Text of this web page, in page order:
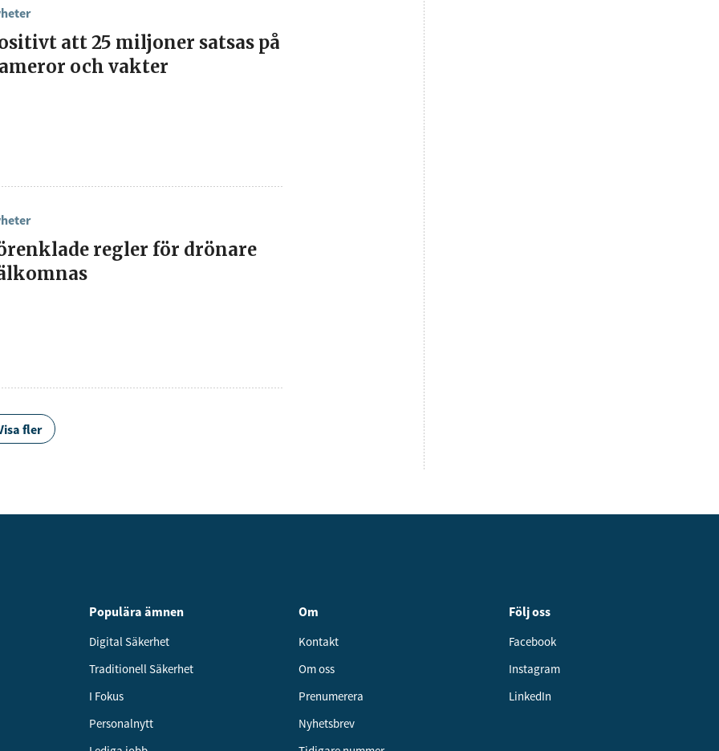
att 25 miljoner satsas på
och vakter
regler för drönare
fler
Populära ämnen
Digital Säkerhet
Traditionell Säkerhet
I Fokus
Personalnytt
Om
Kontakt
Om oss
Prenumerera
Nyhetsbrev
Följ oss
Facebook
Instagram
LinkedIn
"Prenumerera" ger du samtycke till att vi
dina personuppgifter i enlighet med vår